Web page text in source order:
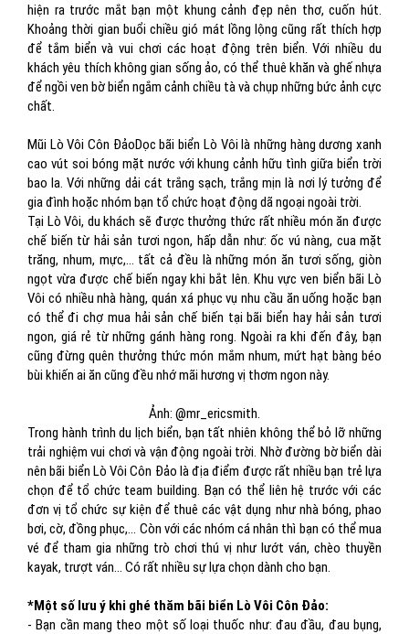
hiện ra trước mắt bạn một khung cảnh đẹp nên thơ, cuốn hút.
Khoảng thời gian buổi chiều gió mát lồng lộng cũng rất thích hợp
để tắm biển và vui chơi các hoạt động trên biển. Với nhiều du
khách yêu thích không gian sống ảo, có thể thuê khăn và ghế nhựa
để ngồi ven bờ biển ngắm cảnh chiều tà và chụp những bức ảnh cực
chất.
Mũi Lò Vôi Côn ĐảoDọc bãi biển Lò Vôi là những hàng dương xanh
cao vút soi bóng mặt nước với khung cảnh hữu tình giữa biển trời
bao la. Với những dải cát trắng sạch, trắng mịn là nơi lý tưởng để
gia đình hoặc nhóm bạn tổ chức hoạt động dã ngoại ngoài trời.
Tại Lò Vôi, du khách sẽ được thưởng thức rất nhiều món ăn được
chế biến từ hải sản tươi ngon, hấp dẫn như: ốc vú nàng, cua mặt
trăng, nhum, mực,… tất cả đều là những món ăn tươi sống, giòn
ngọt vừa được chế biến ngay khi bắt lên. Khu vực ven biển bãi Lò
Vôi có nhiều nhà hàng, quán xá phục vụ nhu cầu ăn uống hoặc bạn
có thể đi chợ mua hải sản chế biến tại bãi biển hay hải sản tươi
ngon, giá rẻ từ những gánh hàng rong. Ngoài ra khi đến đây, bạn
cũng đừng quên thưởng thức món mắm nhum, mứt hạt bàng béo
bùi khiến ai ăn cũng đều nhớ mãi hương vị thơm ngon này.
Ảnh: @mr_ericsmith.
Trong hành trình du lịch biển, bạn tất nhiên không thể bỏ lỡ những
trải nghiệm vui chơi và vận động ngoài trời. Nhờ đường bờ biển dài
nên bãi biển Lò Vôi Côn Đảo là địa điểm được rất nhiều bạn trẻ lựa
chọn để tổ chức team building. Bạn có thể liên hệ trước với các
đơn vị tổ chức sự kiện để thuê các vật dụng như nhà bóng, phao
bơi, cờ, đồng phục,… Còn với các nhóm cá nhân thì bạn có thể mua
vé để tham gia những trò chơi thú vị như lướt ván, chèo thuyền
kayak, trượt ván… Có rất nhiều sự lựa chọn dành cho bạn.
*Một số lưu ý khi ghé thăm bãi biển Lò Vôi Côn Đảo:
- Bạn cần mang theo một số loại thuốc như: đau đầu, đau bụng,